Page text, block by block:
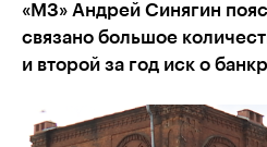
«МЗ» Андрей Синягин
связано большое
и второй за год иск о